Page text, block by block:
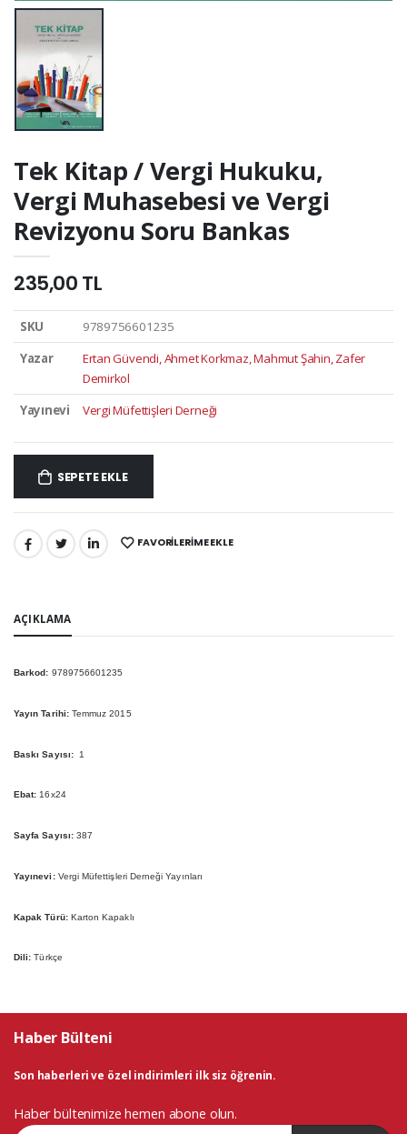
Tek Kitap / Vergi Hukuku,
Vergi Muhasebesi ve Vergi
Revizyonu Soru Bankas
235,00 TL
SKU
9789756601235
Yazar
Ertan Güvendi, Ahmet Korkmaz, Mahmut Şahin, Zafer
Demirkol
Yayınevi
Vergi Müfettişleri Derneği
SEPETE EKLE
PAYLAŞ: FAVORILERIME EKLE
AÇIKLAMA
Barkod: 9789756601235
Yayın Tarihi:Temmuz 2015
Baskı Sayısı: 1
Ebat: 16x24
Sayfa Sayısı: 387
Yayınevi: Vergi Müfettişleri Derneği Yayınları
Kapak Türü:Karton Kapaklı
Dili: Türkçe
Haber Bülteni
Son haberleri ve özel indirimleri ilk siz öğrenin.
Haber bültenimize hemen abone olun.